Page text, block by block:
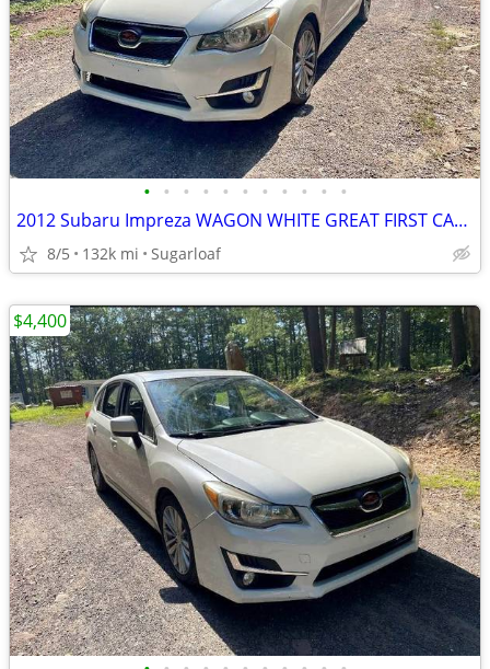
• • • • • • • • • • •
2012 Subaru Impreza WAGON WHITE GREAT FIRST CAR AWD GREAT ON GAS L@@K
8/5 132k mi Sugarloaf
$4,400